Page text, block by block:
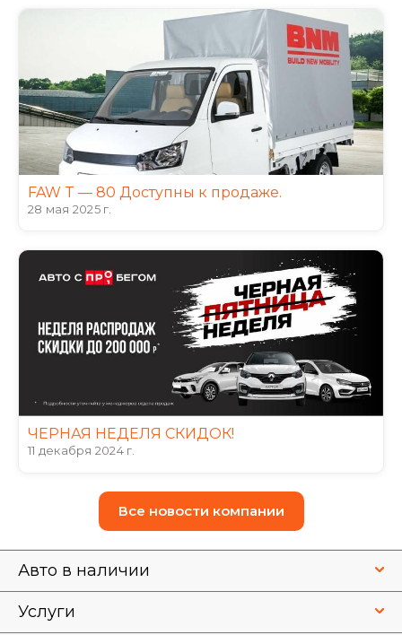
FAW T — 80 Доступны к продаже.
28 мая 2025 г.
ЧЕРНАЯ НЕДЕЛЯ СКИДОК!
11 декабря 2024 г.
Все новости компании
Авто в наличии
Услуги